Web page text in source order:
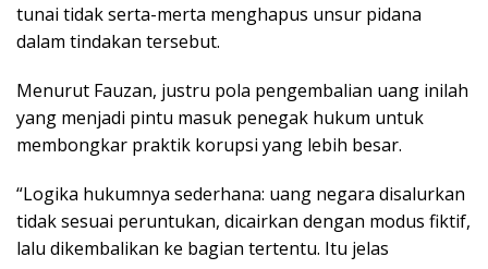
tunai tidak serta-merta menghapus unsur pidana
dalam tindakan tersebut.
Menurut Fauzan, justru pola pengembalian uang inilah
yang menjadi pintu masuk penegak hukum untuk
membongkar praktik korupsi yang lebih besar.
“Logika hukumnya sederhana: uang negara disalurkan
tidak sesuai peruntukan, dicairkan dengan modus fiktif,
lalu dikembalikan ke bagian tertentu. Itu jelas